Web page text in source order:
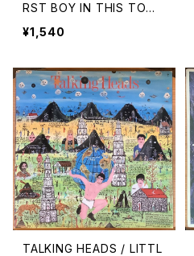
RST BOY IN THIS TOW
N ( LOVESICK ) / B: WO
RLD COME BACK TO LIF
¥1,540
TALKING HEADS / LITTL